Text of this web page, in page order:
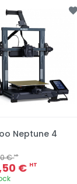
Neptune 4
€HT
€ HT